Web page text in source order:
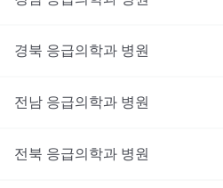
경북 응급의학과 병원
전남 응급의학과 병원
전북 응급의학과 병원